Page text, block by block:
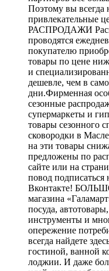
Поэтому вы всегда
РАСПРОДАЖИ
проводятся
покупателю
товары по цене
и
дешевле, чем в
дни.Фирменная
сезонные
супермаркеты и
товары сезонного
сковородки в
на эти товары
предложены по
сайте или на
повод подписаться
Вконтакте!
магазина
посуда,
инструменты и
опережение
всегда найдете
гостиной, ванной
лоджии. И даже